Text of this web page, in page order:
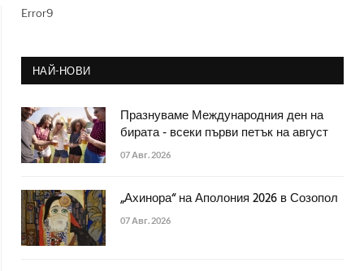
Error9
НАЙ-НОВИ
Празнуваме Международния ден на
бирата - всеки първи петък на август
07 Авг. 2026
„Ахинора“ на Аполония 2026 в Созопол
07 Авг. 2026